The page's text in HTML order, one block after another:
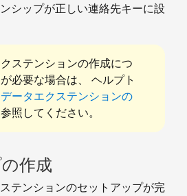
シップが正しい連絡先キーに設
ステンションの作成につ
必要な場合は、 ヘルプト
データエクステンションの
照してください。
作成
テンションのセットアップが完